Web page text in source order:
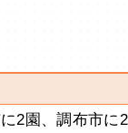
2園、調布市に